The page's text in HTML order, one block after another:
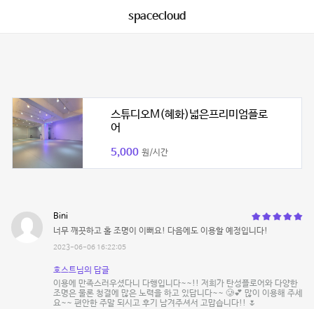
spacecloud
스튜디오M(혜화)넓은프리미엄플로
어
5,000 원/시간
Bini
너무 깨끗하고 홀 조명이 이뻐요! 다음에도 이용할 예정입니다!
2023-06-06 16:22:05
호스트님의 답글
이용에 만족스러우셨다니 다행입니다~~!! 저희가 탄성플로어와 다양한
조명은 물론 청결에 많은 노력을 하고 있답니다~~ 🥲💕 많이 이용해 주세
요~~ 편안한 주말 되시고 후기 남겨주셔서 고맙습니다!! 🌷